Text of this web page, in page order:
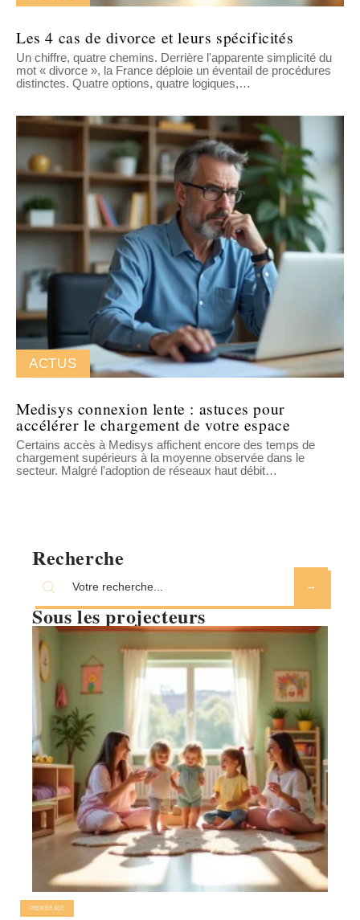
Les 4 cas de divorce et leurs spécificités
Un chiffre, quatre chemins. Derrière l'apparente simplicité du
mot « divorce », la France déploie un éventail de procédures
distinctes. Quatre options, quatre logiques,…
ACTUS
Medisys connexion lente : astuces pour
accélérer le chargement de votre espace
Certains accès à Medisys affichent encore des temps de
chargement supérieurs à la moyenne observée dans le
secteur. Malgré l'adoption de réseaux haut débit…
Recherche
Sous les projecteurs
PREMIER ÂGE